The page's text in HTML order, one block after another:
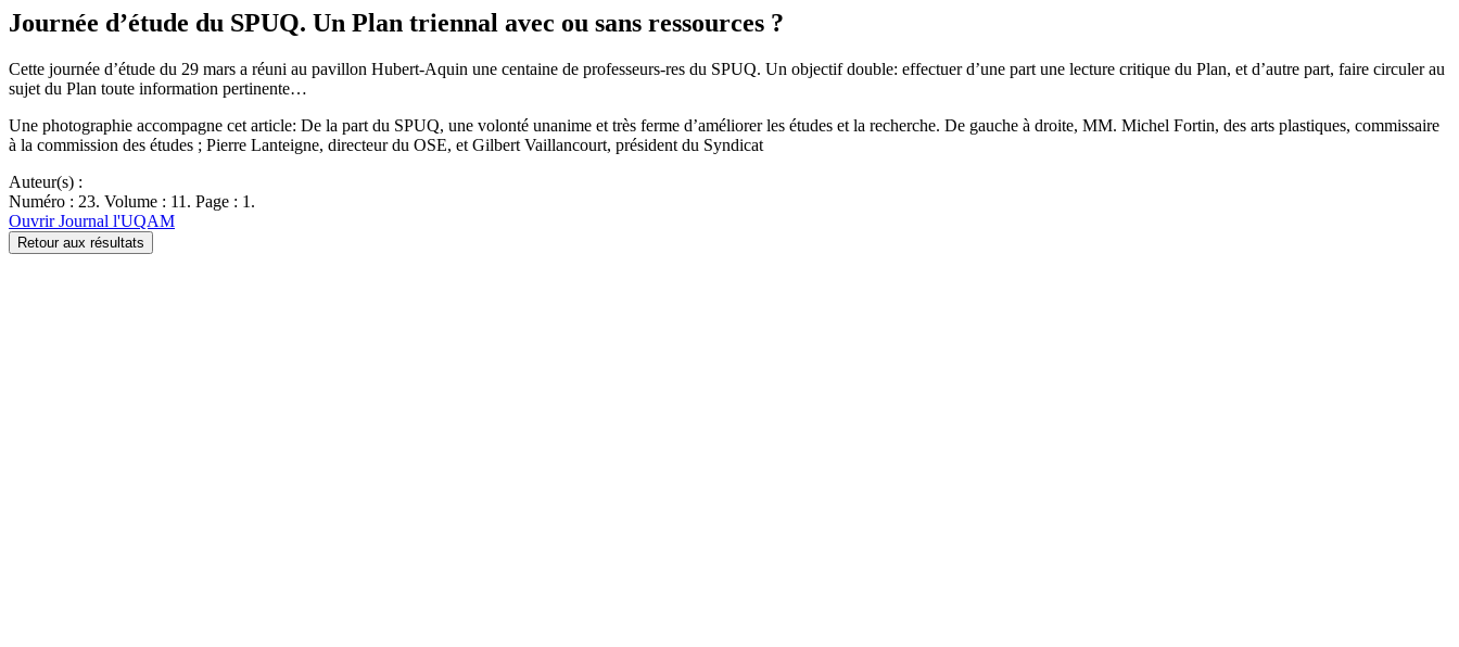
Journée d’étude du SPUQ. Un Plan triennal avec ou sans ressources ?
Cette journée d’étude du 29 mars a réuni au pavillon Hubert-Aquin une centaine de professeurs-res du SPUQ. Un objectif double: effectuer d’une part une lecture critique du Plan, et d’autre part, faire circuler au
sujet du Plan toute information pertinente…
Une photographie accompagne cet article: De la part du SPUQ, une volonté unanime et très ferme d’améliorer les études et la recherche. De gauche à droite, MM. Michel Fortin, des arts plastiques, commissaire
à la commission des études ; Pierre Lanteigne, directeur du OSE, et Gilbert Vaillancourt, président du Syndicat
Auteur(s) :
Numéro : 23. Volume : 11. Page : 1.
Ouvrir Journal l'UQAM
Retour aux résultats